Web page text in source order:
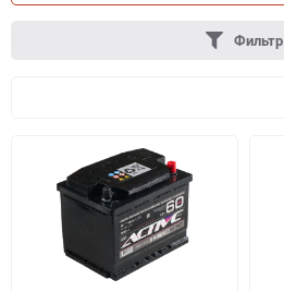
Фильтр